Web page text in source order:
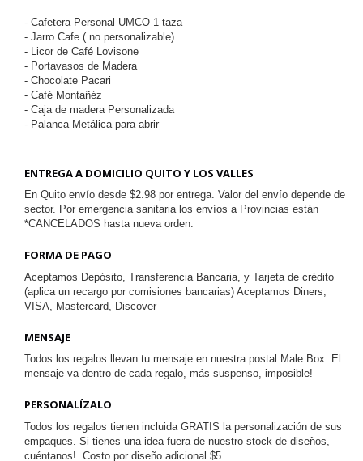
- Cafetera Personal UMCO 1 taza
- Jarro Cafe ( no personalizable)
- Licor de Café Lovisone
- Portavasos de Madera
- Chocolate Pacari
- Café Montañéz
- Caja de madera Personalizada
- Palanca Metálica para abrir
ENTREGA A DOMICILIO QUITO Y LOS VALLES
En Quito envío desde $2.98 por entrega. Valor del envío depende de
sector. Por emergencia sanitaria los envíos a Provincias están
*CANCELADOS hasta nueva orden.
FORMA DE PAGO
Aceptamos Depósito, Transferencia Bancaria, y Tarjeta de crédito
(aplica un recargo por comisiones bancarias) Aceptamos Diners,
VISA, Mastercard, Discover
MENSAJE
Todos los regalos llevan tu mensaje en nuestra postal Male Box. El
mensaje va dentro de cada regalo, más suspenso, imposible!
PERSONALÍZALO
Todos los regalos tienen incluida GRATIS la personalización de sus
empaques. Si tienes una idea fuera de nuestro stock de diseños,
cuéntanos!. Costo por diseño adicional $5